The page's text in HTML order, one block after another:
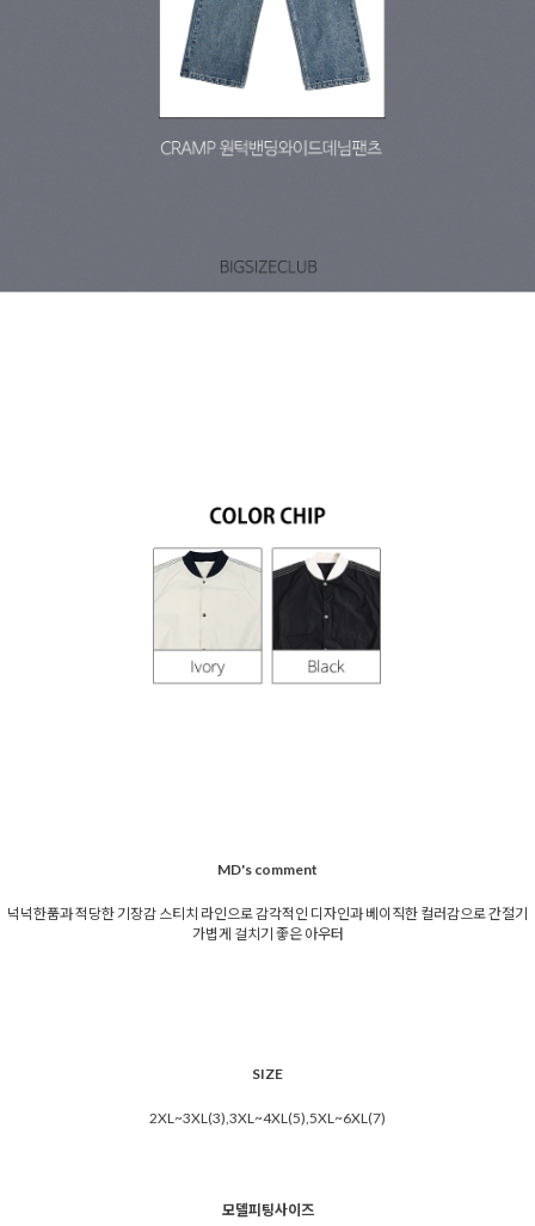
MD's comment
넉넉한품과 적당한 기장감 스티치 라인으로 감각적인 디자인과 베이직한 컬러감으로 간절기
가볍게 걸치기 좋은 아우터
SIZE
2XL~3XL(3),3XL~4XL(5),5XL~6XL(7)
모델피팅사이즈